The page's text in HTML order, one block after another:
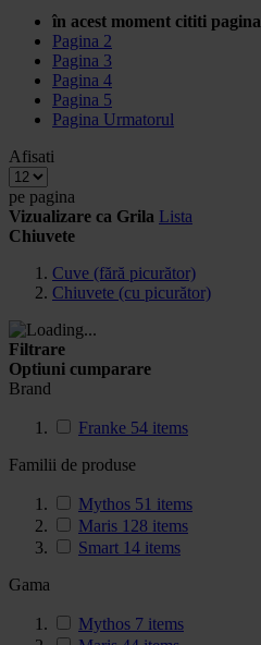
în acest moment cititi pagina
Pagina 2
Pagina 3
Pagina 4
Pagina 5
Pagina Urmatorul
Afisati
pe pagina
Vizualizare ca Grila Lista
Chiuvete
Cuve (fără picurător)
Chiuvete (cu picurător)
Filtrare
Optiuni cumparare
Brand
Franke 54 items
Familii de produse
Mythos 51 items
Maris 128 items
Smart 14 items
Gama
Mythos 7 items